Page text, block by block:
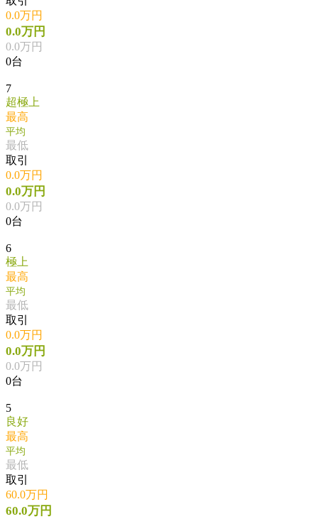
0.0万円
0.0万円
0.0万円
0台
7
超極上
最高
平均
最低
取引
0.0万円
0.0万円
0.0万円
0台
6
極上
最高
平均
最低
取引
0.0万円
0.0万円
0.0万円
0台
5
良好
最高
平均
最低
取引
60.0万円
60.0万円